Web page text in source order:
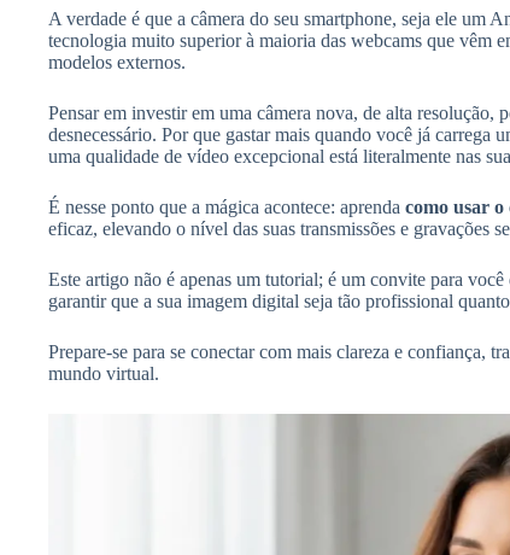
A verdade é que a câmera do seu smartphone, seja ele um
tecnologia muito superior à maioria das webcams que vêm
modelos externos.
Pensar em investir em uma câmera nova, de alta resolução,
desnecessário. Por que gastar mais quando você já carrega
uma qualidade de vídeo excepcional está literalmente nas
É nesse ponto que a mágica acontece: aprenda como usar
eficaz, elevando o nível das suas transmissões e gravações
Este artigo não é apenas um tutorial; é um convite para
garantir que a sua imagem digital seja tão profissional
Prepare-se para se conectar com mais clareza e confiança,
mundo virtual.